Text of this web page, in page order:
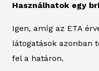
Használhatok egy
Igen, amíg az ETA
látogatások azonban
fel a határon.